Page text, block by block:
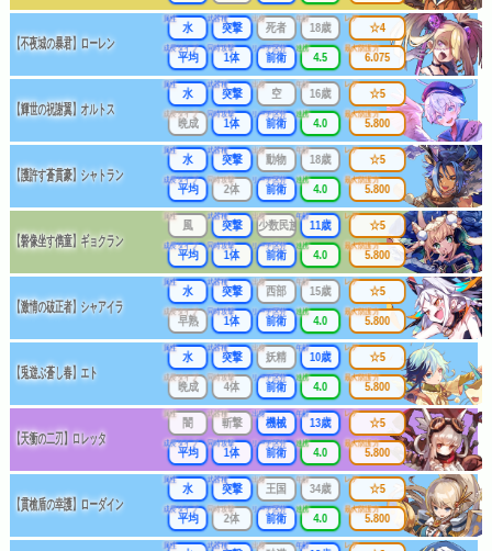
【不夜城の暴君】ローレン
属性
水
武器種
突撃
出身
死者
年齢
18歳
成長タイプ
平均
同時攻撃
1体
リーチ区分
前衛
連携
4.5
レア
☆4
最大防護力
6.075
【輝世の祝謝翼】オルトス
属性
水
武器種
突撃
出身
空
年齢
16歳
成長タイプ
晩成
同時攻撃
1体
リーチ区分
前衛
連携
4.0
レア
☆5
最大防護力
5.800
【護許す蒼貫豪】シャトラン
属性
水
武器種
突撃
出身
動物
年齢
18歳
成長タイプ
平均
同時攻撃
2体
リーチ区分
前衛
連携
4.0
レア
☆5
最大防護力
5.800
【磐像坐す儁童】ギョクラン
属性
風
武器種
突撃
出身
少数民族
年齢
11歳
成長タイプ
平均
同時攻撃
1体
リーチ区分
前衛
連携
4.0
レア
☆5
最大防護力
5.800
【激情の破正者】シャアイラ
属性
水
武器種
突撃
出身
西部
年齢
15歳
成長タイプ
早熟
同時攻撃
1体
リーチ区分
前衛
連携
4.0
レア
☆5
最大防護力
5.800
【兎遊ぶ蒼し春】エト
属性
水
武器種
突撃
出身
妖精
年齢
10歳
成長タイプ
晩成
同時攻撃
4体
リーチ区分
前衛
連携
4.0
レア
☆5
最大防護力
5.800
【天衝の二刃】ロレッタ
属性
闇
武器種
斬撃
出身
機械
年齢
13歳
成長タイプ
平均
同時攻撃
1体
リーチ区分
前衛
連携
4.0
レア
☆5
最大防護力
5.800
【貫槍盾の幸護】ローダイン
属性
水
武器種
突撃
出身
王国
年齢
34歳
成長タイプ
平均
同時攻撃
2体
リーチ区分
前衛
連携
4.0
レア
☆5
最大防護力
5.800
属性 武器種 出身 年齢 レア